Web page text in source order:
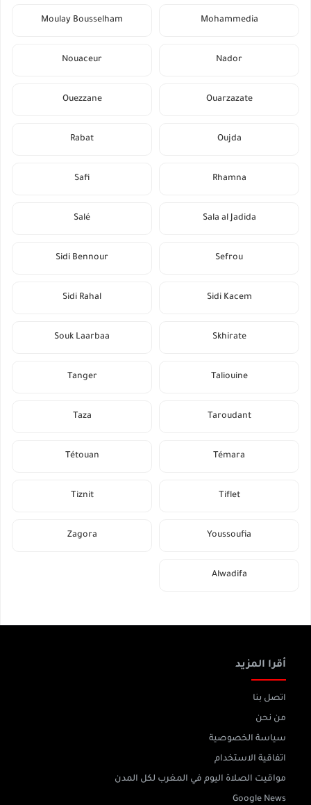
Mohammedia
Moulay Bousselham
Nador
Nouaceur
Ouarzazate
Ouezzane
Oujda
Rabat
Rhamna
Safi
Sala al Jadida
Salé
Sefrou
Sidi Bennour
Sidi Kacem
Sidi Rahal
Skhirate
Souk Laarbaa
Taliouine
Tanger
Taroudant
Taza
Témara
Tétouan
Tiflet
Tiznit
Youssoufia
Zagora
Alwadifa
أقرا المزيد
اتصل بنا
من نحن
سياسة الخصوصية
اتفاقية الاستخدام
مواقيت الصلاة اليوم في المغرب لكل المدن
Google News